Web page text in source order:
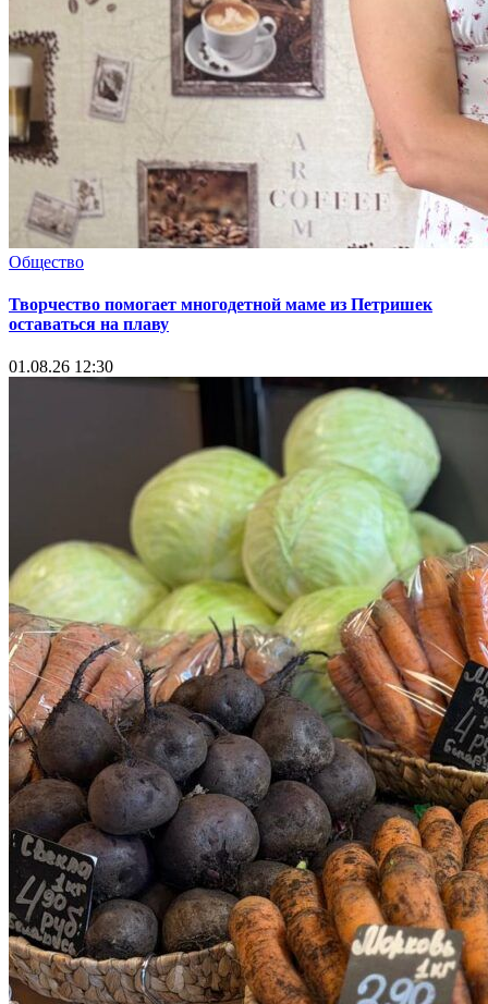
Общество
Творчество помогает многодетной маме из Петришек
оставаться на плаву
01.08.26 12:30